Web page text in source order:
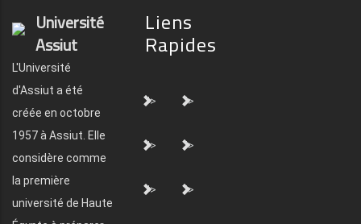
Université
Assiut
L'Université
d'Assiut a été
créée en octobre
1957 à Assiut. Elle
considère comme
la première
université de Haute
Liens
Rapides
"> ">
"> ">
"> ">